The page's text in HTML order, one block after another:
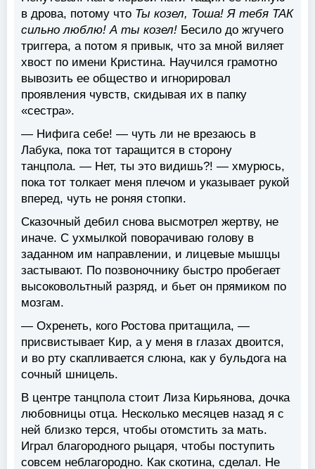
в дрова, потому что Ты козел, Тоша! Я тебя ТАК
сильно люблю! А ты козел! Бесило до жгучего
триггера, а потом я привык, что за мной виляет
хвост по имени Кристина. Научился грамотно
вывозить ее общество и игнорировал
проявления чувств, скидывая их в папку
«сестра».
— Нифига себе! — чуть ли не врезаюсь в
Лабука, пока тот таращится в сторону
танцпола. — Нет, ты это видишь?! — хмурюсь,
пока тот толкает меня плечом и указывает рукой
вперед, чуть не роняя стопки.
Сказочный дебил снова высмотрел жертву, не
иначе. С ухмылкой поворачиваю голову в
заданном им направлении, и лицевые мышцы
застывают. По позвоночнику быстро пробегает
высоковольтный разряд, и бьет он прямиком по
мозгам.
— Охренеть, кого Ростова притащила, —
присвистывает Кир, а у меня в глазах двоится,
и во рту скапливается слюна, как у бульдога на
сочный шницель.
В центре танцпола стоит Лиза Кирьянова, дочка
любовницы отца. Несколько месяцев назад я с
ней близко терся, чтобы отомстить за мать.
Играл благородного рыцаря, чтобы поступить
совсем неблагородно. Как скотина, сделал. Не